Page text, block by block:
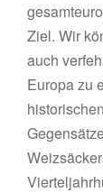
Ziel. Wir
auch
Europa zu